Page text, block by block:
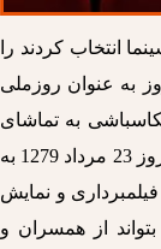
انتخاب کردند را
به عنوان روزملی
میرزا ابراهیم خان عکاسباشی به تماشای
دستگاه سینماتوگراف برادران لومیر در پاریس رفت. همچنین شاه قاجار و مشاور سینمایی او در روز 23 مرداد 1279 به
و نمایش
از همسران و